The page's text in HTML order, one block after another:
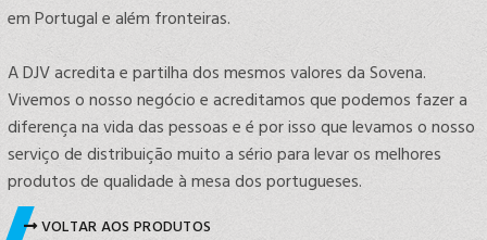
em Portugal e além fronteiras.
A DJV acredita e partilha dos mesmos valores da Sovena.
Vivemos o nosso negócio e acreditamos que podemos fazer a
diferença na vida das pessoas e é por isso que levamos o nosso
serviço de distribuição muito a sério para levar os melhores
produtos de qualidade à mesa dos portugueses.
VOLTAR AOS PRODUTOS